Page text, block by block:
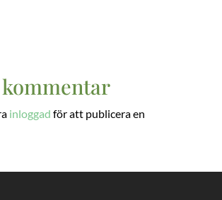
inloggad för att publicera en